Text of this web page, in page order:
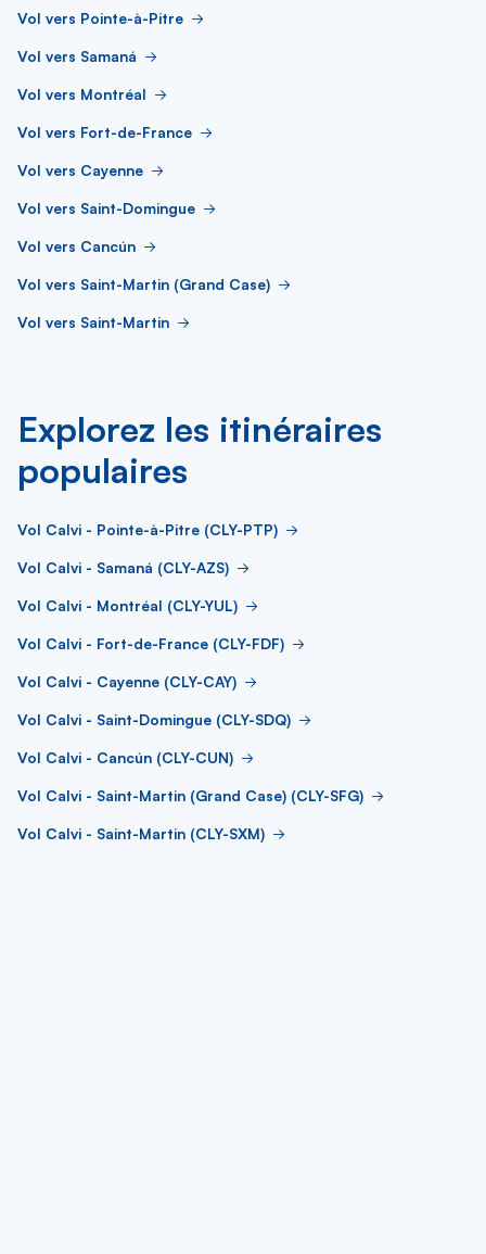
Vol vers Pointe-à-Pitre
Vol vers Samaná
Vol vers Montréal
Vol vers Fort-de-France
Vol vers Cayenne
Vol vers Saint-Domingue
Vol vers Cancún
Vol vers Saint-Martin (Grand Case)
Vol vers Saint-Martin
Explorez les itinéraires
populaires
Vol Calvi - Pointe-à-Pitre (CLY-PTP)
Vol Calvi - Samaná (CLY-AZS)
Vol Calvi - Montréal (CLY-YUL)
Vol Calvi - Fort-de-France (CLY-FDF)
Vol Calvi - Cayenne (CLY-CAY)
Vol Calvi - Saint-Domingue (CLY-SDQ)
Vol Calvi - Cancún (CLY-CUN)
Vol Calvi - Saint-Martin (Grand Case) (CLY-SFG)
Vol Calvi - Saint-Martin (CLY-SXM)